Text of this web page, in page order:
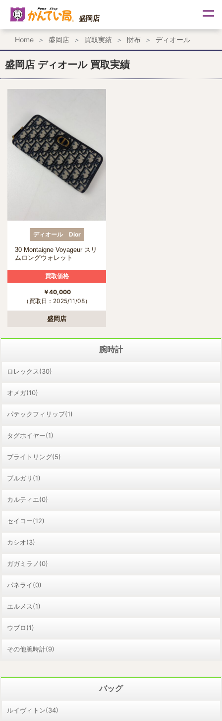
ス
ッ
盛岡店
Home 盛岡店 買取実績 財布 ディオール
盛岡店 ディオール 買取実績
ディオール Dior
30 Montaigne Voyageur スリ
ムロングウォレット
買取価格
￥40,000
（買取日：2025/11/08）
盛岡店
腕時計
ロレックス(30)
オメガ(10)
パテックフィリップ(1)
タグホイヤー(1)
ブライトリング(5)
ブルガリ(1)
カルティエ(0)
セイコー(12)
カシオ(3)
ガガミラノ(0)
パネライ(0)
エルメス(1)
ウブロ(1)
その他腕時計(9)
バッグ
ルイヴィトン(34)